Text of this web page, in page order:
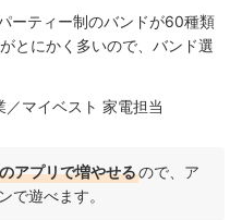
ーティー制のバンドが60種類
とにかく多いので、バンド選
マイベスト 家電担当
アプリで増やせるので、ア
で遊べます。